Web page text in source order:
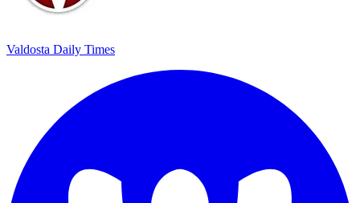
Valdosta Daily Times